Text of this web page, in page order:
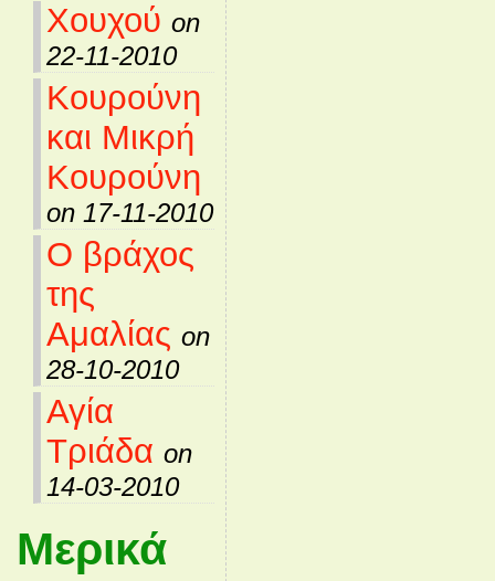
Χουχού on
22-11-2010
Κουρούνη
και Μικρή
Κουρούνη
on 17-11-2010
Ο βράχος
της
Αμαλίας on
28-10-2010
Αγία
Τριάδα on
14-03-2010
Μερικά